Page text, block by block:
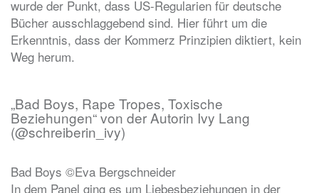
wurde der Punkt, dass US-Regularien für deutsche
Bücher ausschlaggebend sind. Hier führt um die
Erkenntnis, dass der Kommerz Prinzipien diktiert, kein
Weg herum.
„Bad Boys, Rape Tropes, Toxische
Beziehungen“ von der Autorin Ivy Lang
(@schreiberin_ivy)
Bad Boys ©Eva Bergschneider
In dem Panel ging es um Liebesbeziehungen in der